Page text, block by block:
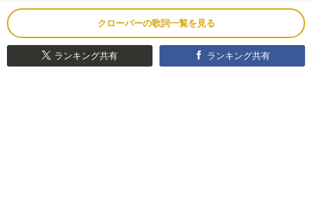
クローバーの歌詞一覧を見る
ランキング共有 ランキング共有